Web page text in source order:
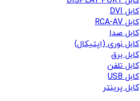
کابل DVI
کابل RCA-AV
کابل صدا
کابل نوری (اپتیکال)
کابل برق
کابل تلفن
کابل USB
کابل پرینتر